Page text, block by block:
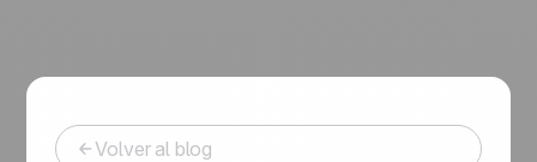
Volver al blog